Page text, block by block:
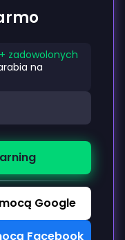
zadowolonych
na
Google
Facebook